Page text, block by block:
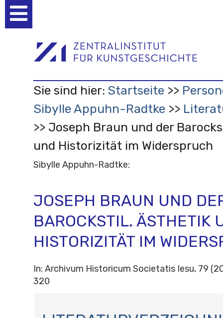
Werkzeuge
Sie sind hier: Startseite
Sibylle Appuhn-Radtke
Joseph Braun und der
und Historizität im Widerspruch
Sibylle Appuhn-Radtke:
JOSEPH BRAUN UND
BAROCKSTIL. ÄSTHETIK
HISTORIZITÄT IM
In: Archivum Historicum Societatis Iesu, 79
320